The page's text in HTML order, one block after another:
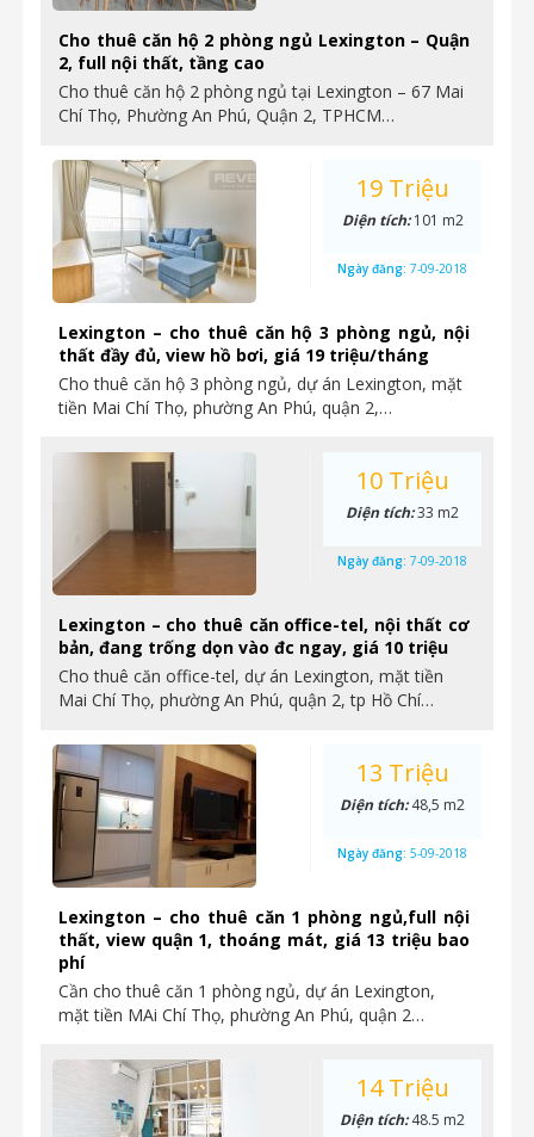
Cho thuê căn hộ 2 phòng ngủ Lexington – Quận
2, full nội thất, tầng cao
Cho thuê căn hộ 2 phòng ngủ tại Lexington – 67 Mai
Chí Thọ, Phường An Phú, Quận 2, TPHCM…
Lexington – cho thuê căn hộ 3 phòng ngủ, nội
thất đầy đủ, view hồ bơi, giá 19 triệu/tháng
Cho thuê căn hộ 3 phòng ngủ, dự án Lexington, mặt
tiền Mai Chí Thọ, phường An Phú, quận 2,…
19 Triệu
Diện tích:101 m2
Ngày đăng: 7-09-2018
Lexington – cho thuê căn office-tel, nội thất cơ
bản, đang trống dọn vào đc ngay, giá 10 triệu
Cho thuê căn office-tel, dự án Lexington, mặt tiền
Mai Chí Thọ, phường An Phú, quận 2, tp Hồ Chí…
10 Triệu
Diện tích:33 m2
Ngày đăng: 7-09-2018
Lexington – cho thuê căn 1 phòng ngủ,full nội
thất, view quận 1, thoáng mát, giá 13 triệu bao
phí
Cần cho thuê căn 1 phòng ngủ, dự án Lexington,
mặt tiền MAi Chí Thọ, phường An Phú, quận 2…
13 Triệu
Diện tích:48,5 m2
Ngày đăng: 5-09-2018
14 Triệu
Diện tích:48.5 m2